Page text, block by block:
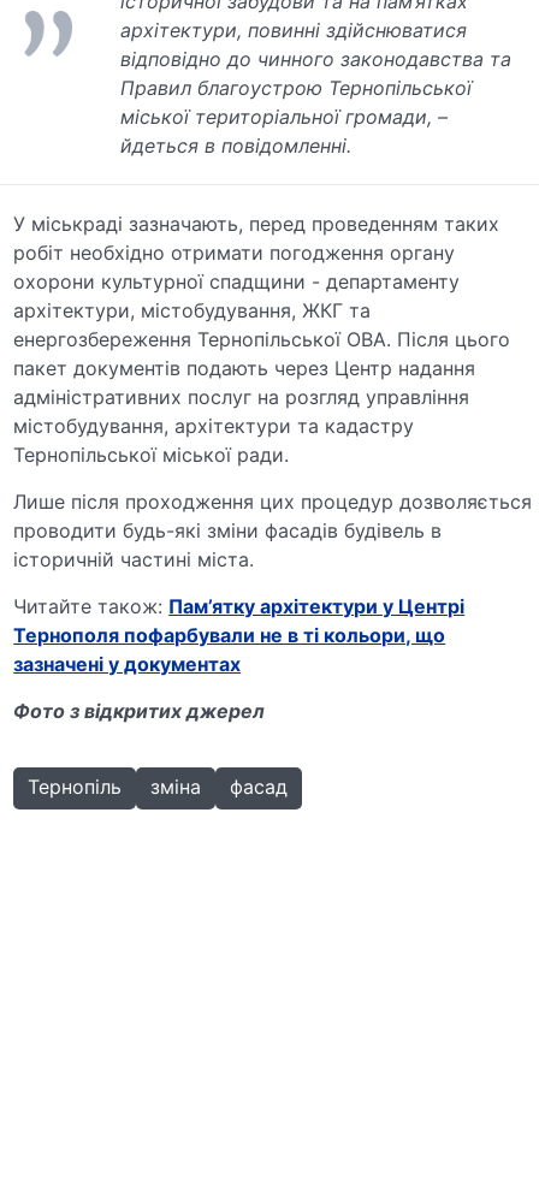
архітектури, повинні здійснюватися
відповідно до чинного законодавства та
Правил благоустрою Тернопільської
міської територіальної громади, –
йдеться в повідомленні.
У міськраді зазначають, перед проведенням таких
робіт необхідно отримати погодження органу
охорони культурної спадщини - департаменту
архітектури, містобудування, ЖКГ та
енергозбереження Тернопільської ОВА. Після цього
пакет документів подають через Центр надання
адміністративних послуг на розгляд управління
містобудування, архітектури та кадастру
Тернопільської міської ради.
Лише після проходження цих процедур дозволяється
проводити будь-які зміни фасадів будівель в
історичній частині міста.
Читайте також: Пам’ятку архітектури у Центрі
Тернополя пофарбували не в ті кольори, що
зазначені у документах
Фото з відкритих джерел
Тернопіль зміна фасад